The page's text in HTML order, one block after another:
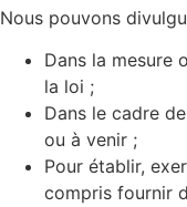
Nous pouvons
Dans la mesure
la loi ;
Dans le cadre
ou à venir ;
Pour établir,
compris fournir